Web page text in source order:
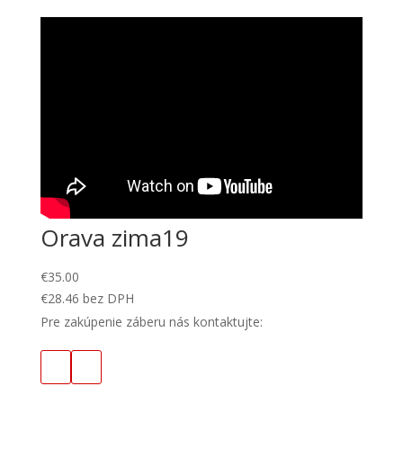
Orava zima19
€35.00
€28.46 bez DPH
Pre zakúpenie záberu nás kontaktujte: